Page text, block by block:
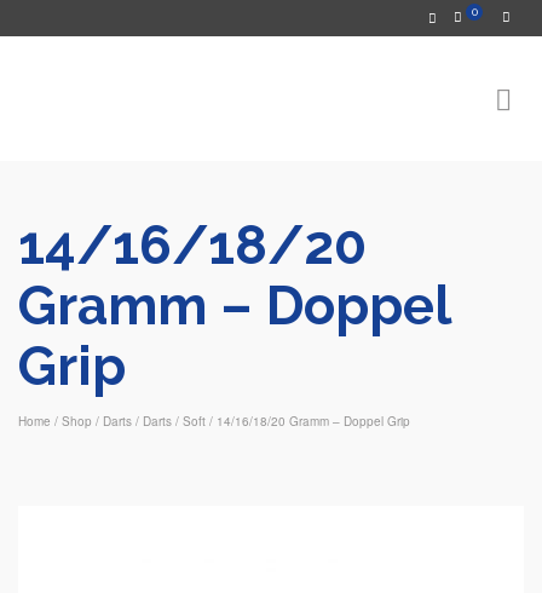
0
14/16/18/20
Gramm – Doppel
Grip
Home / Shop / Darts / Darts / Soft / 14/16/18/20 Gramm – Doppel Grip